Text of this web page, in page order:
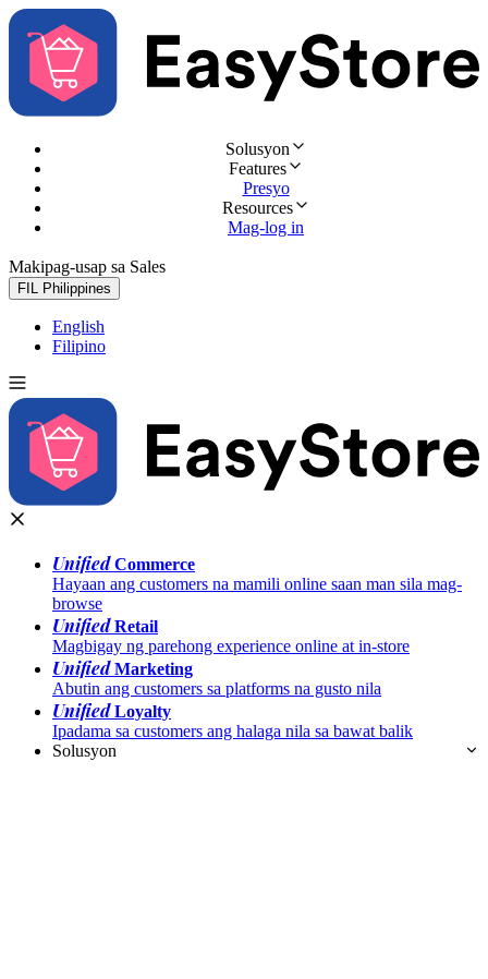
Solusyon
Features
Presyo
Resources
Mag-log in
Makipag-usap sa Sales
FIL Philippines
English
Filipino
UnifiedCommerce
Hayaan ang customers na mamili online saan man sila mag-
browse
UnifiedRetail
Magbigay ng parehong experience online at in-store
UnifiedMarketing
Abutin ang customers sa platforms na gusto nila
UnifiedLoyalty
Ipadama sa customers ang halaga nila sa bawat balik
Solusyon